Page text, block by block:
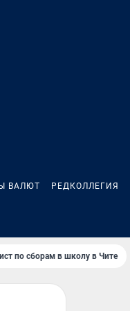
ВАЛЮТ РЕДКОЛЛЕГИЯ
по сборам в школу в Чите